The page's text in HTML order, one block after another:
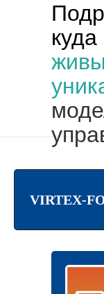
VIRTEX-